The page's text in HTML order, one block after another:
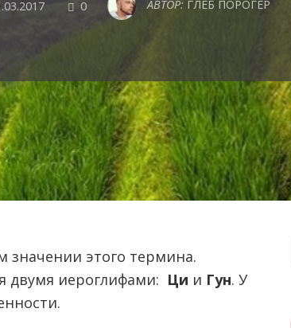
0 АВТОР: ГЛЕБ ПОРОГЕР
значении этого термина.
двумя иероглифами: Ци и Гун. У